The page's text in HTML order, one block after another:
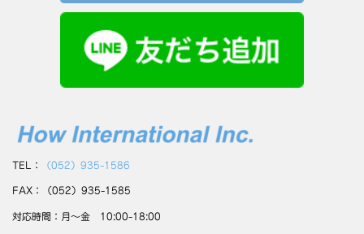
TEL： （052）935-1586
FAX：（052）935-1585
対応時間：月～金 10:00-18:00